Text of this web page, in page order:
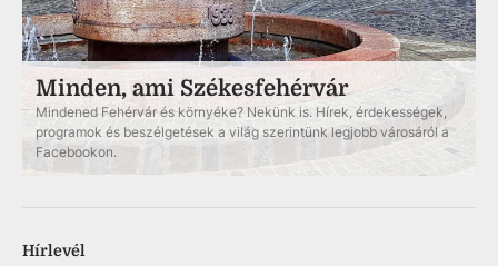
Minden, ami Székesfehérvár
Mindened Fehérvár és környéke? Nekünk is. Hírek, érdekességek,
programok és beszélgetések a világ szerintünk legjobb városáról a
Facebookon.
Hírlevél